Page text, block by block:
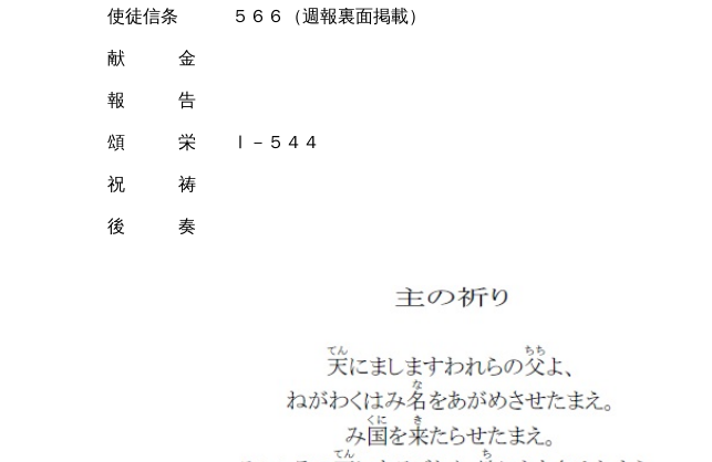
使徒信条 ５６６（週報裏面掲載）
献 金
報 告
頌 栄 Ⅰ－５４４
祝 祷
後 奏